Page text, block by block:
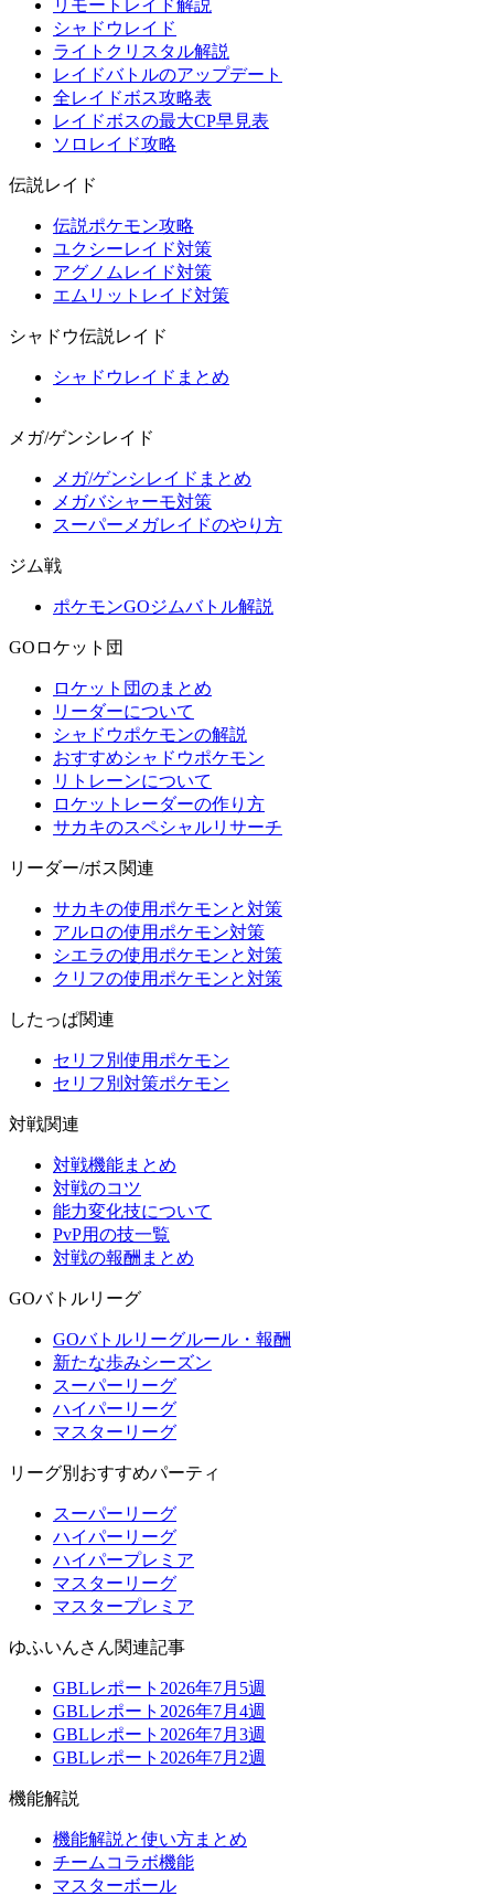
リモートレイド解説
シャドウレイド
ライトクリスタル解説
レイドバトルのアップデート
全レイドボス攻略表
レイドボスの最大CP早見表
ソロレイド攻略
伝説レイド
伝説ポケモン攻略
ユクシーレイド対策
アグノムレイド対策
エムリットレイド対策
シャドウ伝説レイド
シャドウレイドまとめ
メガ/ゲンシレイド
メガ/ゲンシレイドまとめ
メガバシャーモ対策
スーパーメガレイドのやり方
ジム戦
ポケモンGOジムバトル解説
GOロケット団
ロケット団のまとめ
リーダーについて
シャドウポケモンの解説
おすすめシャドウポケモン
リトレーンについて
ロケットレーダーの作り方
サカキのスペシャルリサーチ
リーダー/ボス関連
サカキの使用ポケモンと対策
アルロの使用ポケモン対策
シエラの使用ポケモンと対策
クリフの使用ポケモンと対策
したっぱ関連
セリフ別使用ポケモン
セリフ別対策ポケモン
対戦関連
対戦機能まとめ
対戦のコツ
能力変化技について
PvP用の技一覧
対戦の報酬まとめ
GOバトルリーグ
GOバトルリーグルール・報酬
新たな歩みシーズン
スーパーリーグ
ハイパーリーグ
マスターリーグ
リーグ別おすすめパーティ
スーパーリーグ
ハイパーリーグ
ハイパープレミア
マスターリーグ
マスタープレミア
ゆふいんさん関連記事
GBLレポート2026年7月5週
GBLレポート2026年7月4週
GBLレポート2026年7月3週
GBLレポート2026年7月2週
機能解説
機能解説と使い方まとめ
チームコラボ機能
マスターボール